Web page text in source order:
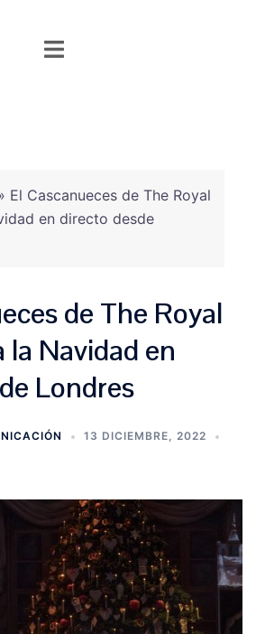
El Cascanueces de The Royal
en directo desde
de The Royal
la Navidad en
Londres
13 DICIEMBRE, 2022